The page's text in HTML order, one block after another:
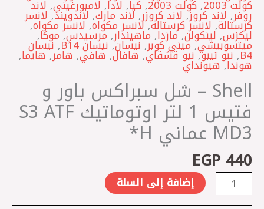
كولت 2003 ,كولت 2003 ,كيا,لادا,لامبورغيني,لاند
روفر, لاند كروز,لاند كروزر,لاند مارك,لاندويند,لانسر
كرستالة,لانسر كرستاله,لانسر مكواه,لانسر مكواه,
ليكزس,لينكولن,مازدا,ماهيندار,مرسيدس,موكا,
ميتسوبيشي,ميني كوبر,نيسان,نيسان B14 ,نيسان
B4
,نيو تيبو,نيو قشقاي,هافال,هافي, هامر,هايما,
هوندا,هيونداي
Shell – شل سبراكس باور و
فتيس 1 لتر اوتوماتيك S3 ATF
MD3 عماني H*
EGP 440
إضافة إلى السلة